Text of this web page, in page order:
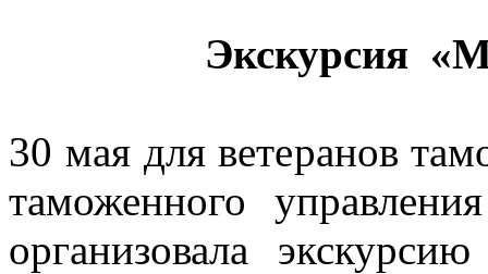
Экскурсия
30 мая для ветеранов
таможенного
организовала